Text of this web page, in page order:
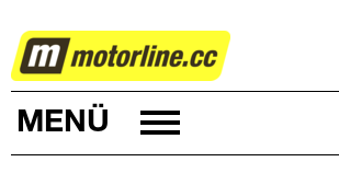
RALLYE
MENÜ